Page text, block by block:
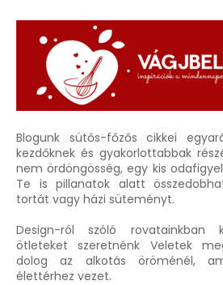
Blogunk sütős-főzős cikkei
kezdőknek és gyakorlottabbak
nem ördöngösség, egy kis
Te is pillanatok alatt
tortát vagy házi süteményt.
Design-ról szóló rovatainkban
ötleteket szeretnénk Veletek
dolog az alkotás öröménél,
élettérhez vezet.